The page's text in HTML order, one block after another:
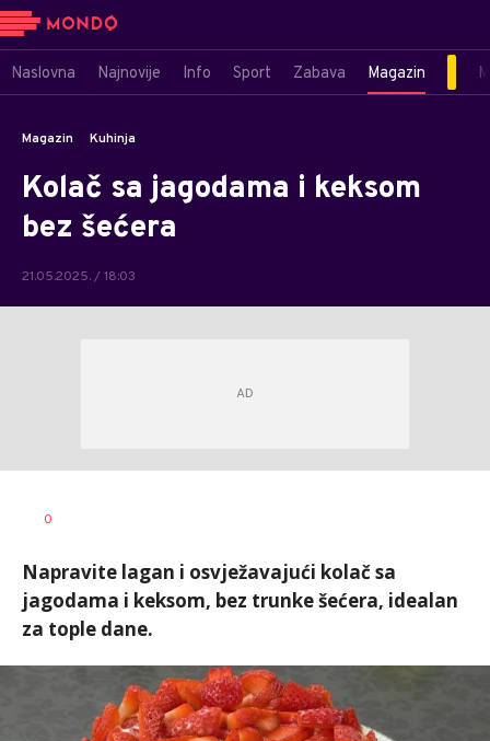
Naslovna Najnovije Info Sport Zabava Magazin
Magazin Kuhinja
Kolač sa jagodama i keksom
bez šećera
21.05.2025. / 18:03
0
Napravite lagan i osvježavajući kolač sa
jagodama i keksom, bez trunke šećera, idealan
za tople dane.